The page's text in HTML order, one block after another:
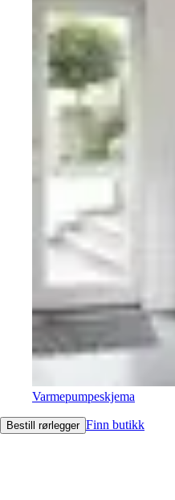
Varmepumpeskjema
Bestill rørlegger Finn butikk